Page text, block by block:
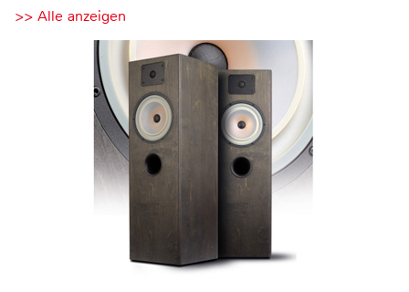
>> Alle anzeigen